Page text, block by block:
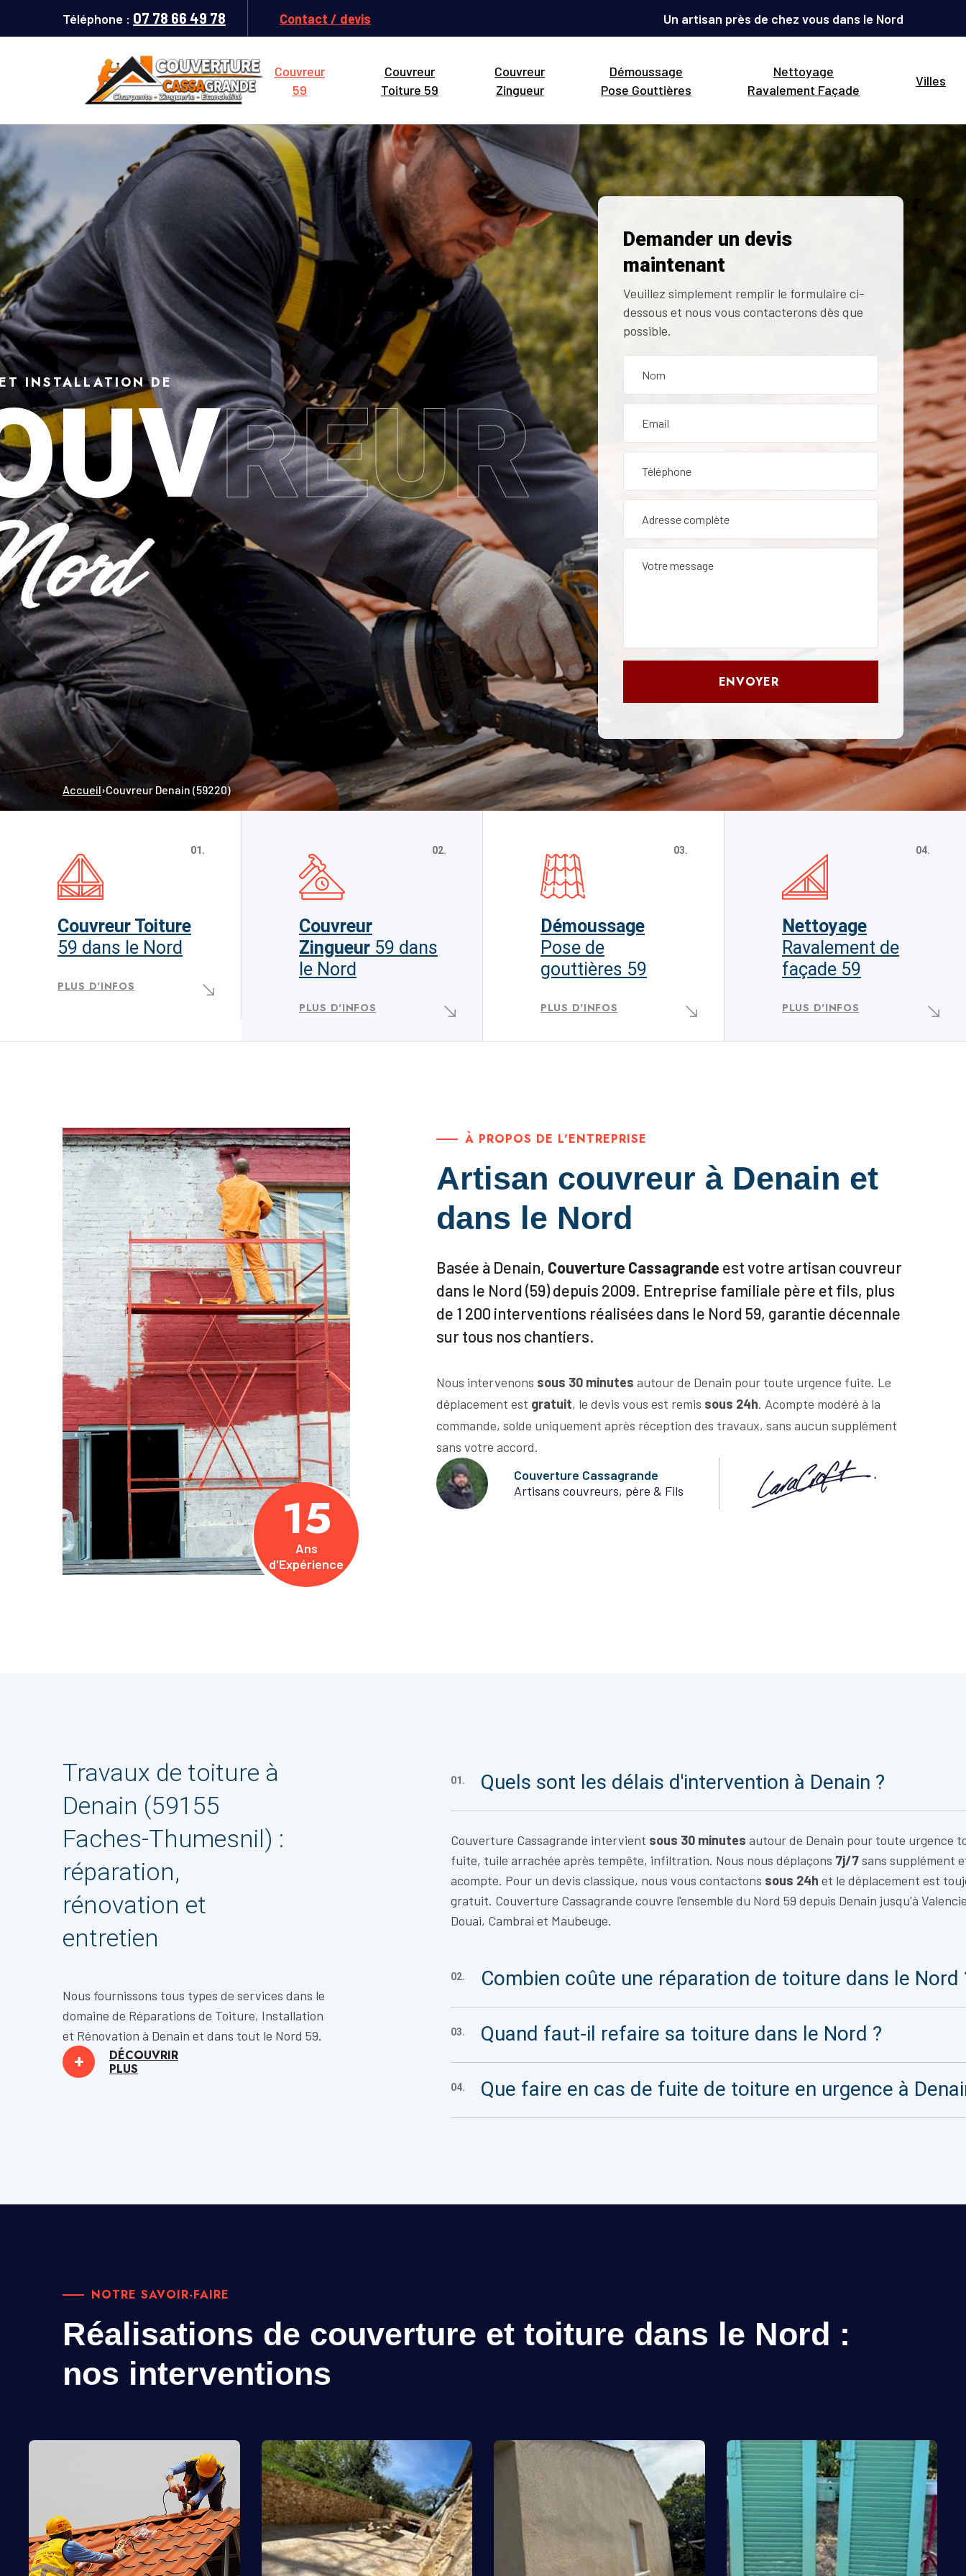
Téléphone : 07 78 66 49 78 Contact / devis Un artisan près de chez vous dans le Nord
Couvreur
59
Couvreur
Toiture 59
Couvreur
Zingueur
Démoussage
Pose Gouttières
Nettoyage
Ravalement Façade
Villes
INSTALLATION DE
Denain (59220) : réparation, rénovation et entretien de toiture dans le
REUR
Demander un devis
maintenant
Veuillez simplement remplir le formulaire ci-
dessous et nous vous contacterons dès que
possible.
ENVOYER
Accueil›Couvreur Denain (59220)
01.
Couvreur Toiture
59 dans le Nord
PLUS D'INFOS
02.
Couvreur
Zingueur 59 dans
le Nord
PLUS D'INFOS
03.
Démoussage
Pose de
gouttières 59
PLUS D'INFOS
04.
Nettoyage
Ravalement de
façade 59
PLUS D'INFOS
15
Ans
d'Expérience
À PROPOS DE L'ENTREPRISE
Artisan couvreur à Denain et
dans le Nord
Basée à Denain, Couverture Cassagrande est votre artisan couvreur
dans le Nord (59) depuis 2009. Entreprise familiale père et fils, plus
de 1 200 interventions réalisées dans le Nord 59, garantie décennale
sur tous nos chantiers.
Nous intervenons sous 30 minutes autour de Denain pour toute urgence fuite. Le
déplacement est gratuit, le devis vous est remis sous 24h. Acompte modéré à la
commande, solde uniquement après réception des travaux, sans aucun supplément
sans votre accord.
Couverture Cassagrande
Artisans couvreurs, père & Fils
Travaux de toiture à
Denain (59155
Faches-Thumesnil) :
réparation,
rénovation et
entretien
Nous fournissons tous types de services dans le
domaine de Réparations de Toiture, Installation
et Rénovation à Denain et dans tout le Nord 59.
+
DÉCOUVRIR
PLUS
01. Quels sont les délais d'intervention à Denain ?
Couverture Cassagrande intervient sous 30 minutes autour de Denain pour toute urgence
fuite, tuile arrachée après tempête, infiltration. Nous nous déplaçons 7j/7sans supplément
acompte. Pour un devis classique, nous vous contactons sous 24h et le déplacement est
gratuit. Couverture Cassagrande couvre l'ensemble du Nord 59 depuis Denain jusqu'à
Douai, Cambrai et Maubeuge.
02. Combien coûte une réparation de toiture dans le Nord
03. Quand faut-il refaire sa toiture dans le Nord ?
04. Que faire en cas de fuite de toiture en urgence à
NOTRE SAVOIR-FAIRE
Réalisations de couverture et toiture dans le Nord :
nos interventions